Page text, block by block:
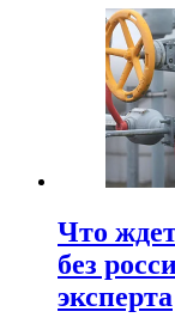
Что
без
эксперта